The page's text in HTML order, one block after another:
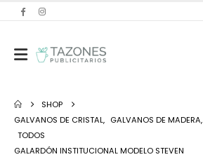
SHOP
GALVANOS DE CRISTAL, GALVANOS DE MADERA,
TODOS
GALARDÓN INSTITUCIONAL MODELO STEVEN